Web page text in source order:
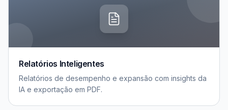
Relatórios Inteligentes
Relatórios de desempenho e expansão com insights da
IA e exportação em PDF.